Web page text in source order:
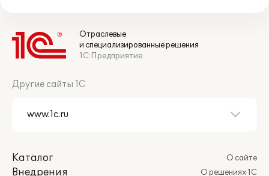
Отраслевые
и специализированные решения
1С:Предприятие
Другие сайты 1С
Каталог
Внедрения
О сайте
О решениях 1С